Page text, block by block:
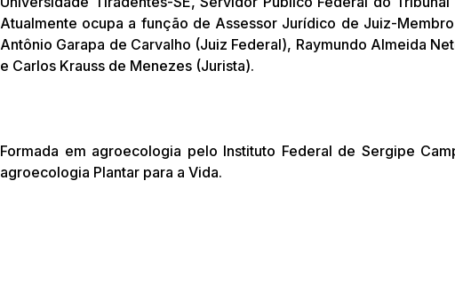
Atualmente ocupa a função de Assessor Jurídico de Juiz-
Antônio Garapa de Carvalho (Juiz Federal), Raymundo Almeida
e Carlos Krauss de Menezes (Jurista).
Formada em agroecologia pelo Instituto Federal de Sergipe
agroecologia Plantar para a Vida.